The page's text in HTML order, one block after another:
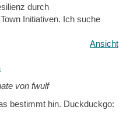
durch
Initiativen. Ich suche
Ansicht
von fwulf
bestimmt hin. Duckduckgo: